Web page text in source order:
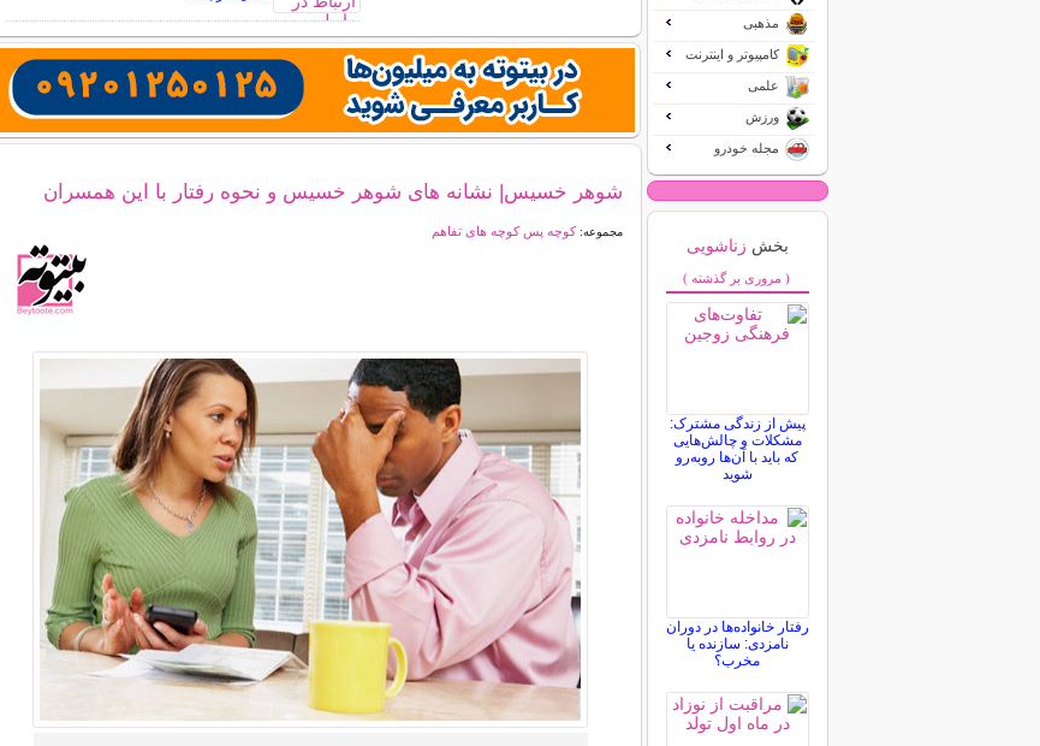
شوهر خسیس| نشانه های شوهر خسیس و نحوه رفتار با این همسران
مجموعه:کوچه پس کوچه های تفاهم
مذهبی
کامپیوتر و اینترنت
علمی
ورزش
مجله خودرو
بخش زناشویی
( مروری بر گذشته )
پیش از زندگی مشترک:
مشکلات و چالش‌هایی
که باید با آن‌ها روبه‌رو
شوید
رفتار خانواده‌ها در دوران
نامزدی: سازنده یا
مخرب؟